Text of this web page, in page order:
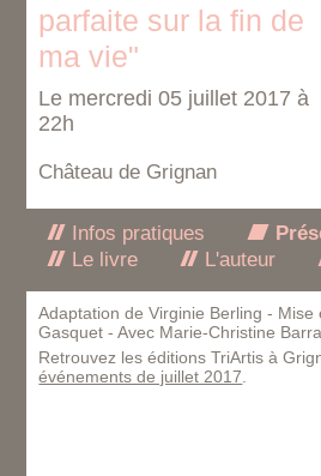
parfaite sur la fin de
ma vie"
Le mercredi 05 juillet 2017 à
22h
Château de Grignan
Infos pratiques
Le livre
L'auteur
Adaptation de Virginie Berling - Mise
Gasquet - Avec Marie-Christine
Retrouvez les éditions TriArtis à
événements de juillet 2017